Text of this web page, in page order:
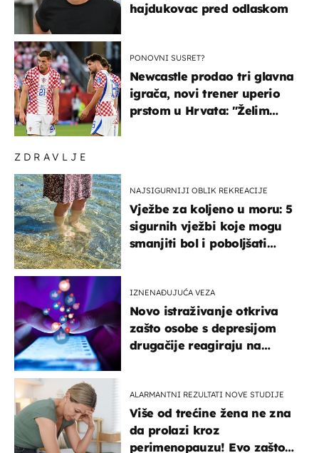
ZDRAVLJE
NAJSIGURNIJI OBLIK REKREACIJE
Vježbe za koljeno u moru: 5
sigurnih vježbi koje mogu
smanjiti bol i poboljšati
IZNENAĐUJUĆA VEZA
Novo istraživanje otkriva
zašto osobe s depresijom
drugačije reagiraju na
ALARMANTNI REZULTATI NOVE STUDIJE
Više od trećine žena ne zna
da prolazi kroz
perimenopauzu! Evo zašto
hajdukovac pred odlaskom
PONOVNI SUSRET?
Newcastle prodao tri glavna
igrača, novi trener uperio
prstom u Hrvata: "Želim